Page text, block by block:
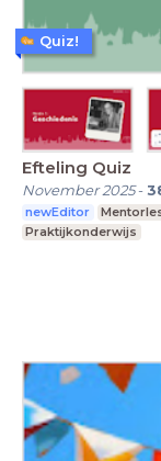
Efteling Quiz
November 2025-
newEditor
Praktijkonderwijs
Quiz!